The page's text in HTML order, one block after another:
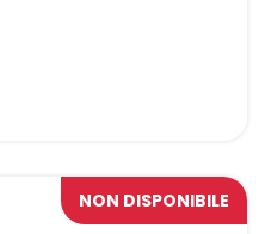
NON DISPONIBILE